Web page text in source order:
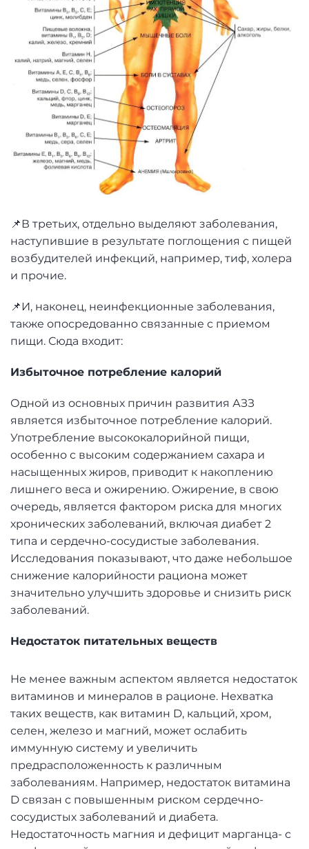
📌В третьих, отдельно выделяют заболевания,
наступившие в результате поглощения с пищей
возбудителей инфекций, например, тиф, холера
и прочие.
📌И, наконец, неинфекционные заболевания,
также опосредованно связанные с приемом
пищи. Сюда входит:
Избыточное потребление калорий
Одной из основных причин развития АЗЗ
является избыточное потребление калорий.
Употребление высококалорийной пищи,
особенно с высоким содержанием сахара и
насыщенных жиров, приводит к накоплению
лишнего веса и ожирению. Ожирение, в свою
очередь, является фактором риска для многих
хронических заболеваний, включая диабет 2
типа и сердечно-сосудистые заболевания.
Исследования показывают, что даже небольшое
снижение калорийности рациона может
значительно улучшить здоровье и снизить риск
заболеваний.
Недостаток питательных веществ
Не менее важным аспектом является недостаток
витаминов и минералов в рационе. Нехватка
таких веществ, как витамин D, кальций, хром,
селен, железо и магний, может ослабить
иммунную систему и увеличить
предрасположенность к различным
заболеваниям. Например, недостаток витамина
D связан с повышенным риском сердечно-
сосудистых заболеваний и диабета.
Недостаточность магния и дефицит марганца- с